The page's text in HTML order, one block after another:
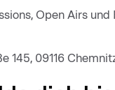
Open Airs
145, 09116